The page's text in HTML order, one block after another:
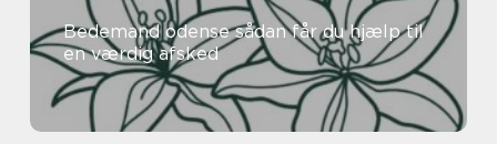
Bedemand odense sådan får du hjælp til
en værdig afsked